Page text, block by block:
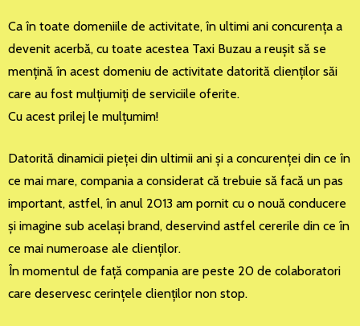
Ca în toate domeniile de activitate, în ultimi ani concurenţa a
devenit acerbă, cu toate acestea Taxi Buzau a reuşit să se
menţină în acest domeniu de activitate datorită clienţilor săi
care au fost mulţiumiţi de serviciile oferite.
Cu acest prilej le mulţumim!
Datorită dinamicii pieţei din ultimii ani şi a concurenţei din ce în
ce mai mare, compania a considerat că trebuie să facă un pas
important, astfel, în anul 2013 am pornit cu o nouă conducere
şi imagine sub acelaşi brand, deservind astfel cererile din ce în
ce mai numeroase ale clienţilor.
În momentul de faţă compania are peste 20 de colaboratori
care deservesc cerinţele clienţilor non stop.